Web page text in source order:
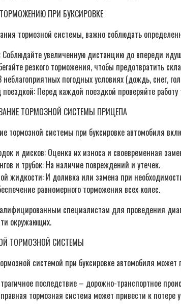
ПРИ БУКСИРОВКЕ
тормозной системы, важно соблюдать
увеличенную дистанцию до впереди
резкого торможения, чтобы предотвратить
погодных условиях (дождь, снег,
Перед каждой поездкой проверяйте
ТОРМОЗНОЙ СИСТЕМЫ ПРИЦЕПА
тормозной системы при буксировке автомобиля
и дисков: Оценка их износа и своевременная
и трубок: На наличие повреждений и утечек.
жидкости: И доливка или замена при
равномерного торможения всех колес.
специалистам для проведения
окружающих.
ТОРМОЗНОЙ СИСТЕМЫ
системой при буксировке автомобиля
последствие – дорожно-транспортное
тормозная система может привести к потере